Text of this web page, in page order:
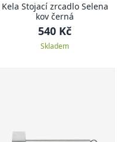
Kela Stojací zrcadlo Selena
kov černá
540 Kč
Skladem